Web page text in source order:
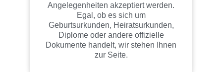
Angelegenheiten akzeptiert werden.
Egal, ob es sich um
Geburtsurkunden, Heiratsurkunden,
Diplome oder andere offizielle
Dokumente handelt, wir stehen Ihnen
zur Seite.